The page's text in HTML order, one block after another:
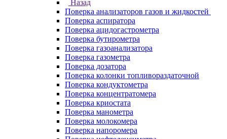
Назад
Поверка анализаторов газов и жидкостей
Поверка аспиратора
Поверка ацидогастрометра
Поверка бутирометра
Поверка газоанализатора
Поверка газометра
Поверка дозатора
Поверка колонки топливораздаточной
Поверка кондуктометра
Поверка концентратомера
Поверка криостата
Поверка манометра
Поверка молокомера
Поверка напоромера